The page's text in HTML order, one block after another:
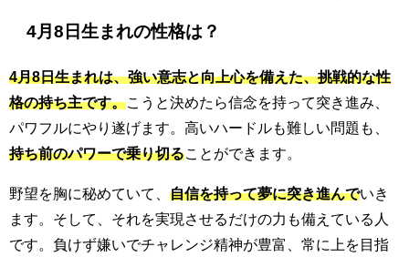
4月8日生まれの性格は？
4月8日生まれは、強い意志と向上心を備えた、挑戦的な性
格の持ち主です。 こうと決めたら信念を持って突き進み、
パワフルにやり遂げます。高いハードルも難しい問題も、
持ち前のパワーで乗り切る ことができます。
野望を胸に秘めていて、 自信を持って夢に突き進んでいき
ます。そして、それを実現させるだけの力も備えている人
です。負けず嫌いでチャレンジ精神が豊富、常に上を目指